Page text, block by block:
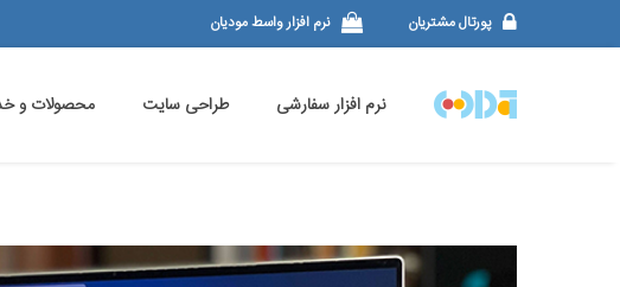
پورتال مشتریان نرم افزار واسط مودیان
نرم افزار سفارشی طراحی سایت محصولات و